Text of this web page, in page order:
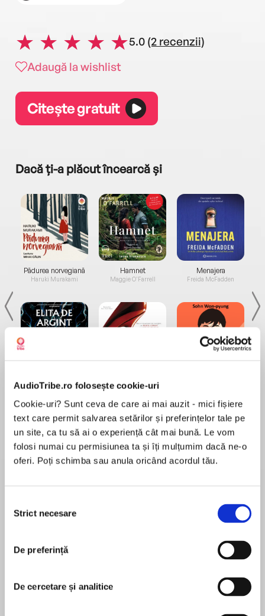
AudioTribe.ro folosește cookie-uri
Cookie-uri? Sunt ceva de care ai mai auzit - mici fișiere
text care permit salvarea setărilor și preferințelor tale pe
un site, ca tu să ai o experiență cât mai bună. Le vom
folosi numai cu permisiunea ta și îți mulțumim dacă ne-o
oferi. Poți schimba sau anula oricând acordul tău.
consimțământului
Strict necesare
De preferință
De cercetare și analitice
5.0 (2 recenzii)
Adaugă la wishlist
Citește gratuit
Dacă ți-a plăcut încearcă și
Pădurea norvegiană
Haruki Murakami
de...
Dani Francis
Hamnet
Maggie O'Farrell
la...
Lauren Weisberger
Menajera
Freida McFadden
Desprecarte
chinuitoare: Tu ce-ai face?" – Ruth Ware
Poți salva sute de vieți. Sau o poți salva pe cea
mai importantă…
MAI MULT
Recenzii
Superba, te tine in priza, cu un final la care nu